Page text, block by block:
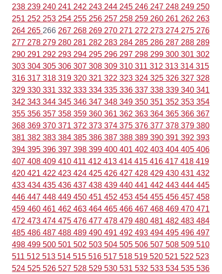
238 239 240 241 242 243 244 245 246 247 248 249 250
251 252 253 254 255 256 257 258 259 260 261 262 263
264 265 266 267 268 269 270 271 272 273 274 275 276
277 278 279 280 281 282 283 284 285 286 287 288 289
290 291 292 293 294 295 296 297 298 299 300 301 302
303 304 305 306 307 308 309 310 311 312 313 314 315
316 317 318 319 320 321 322 323 324 325 326 327 328
329 330 331 332 333 334 335 336 337 338 339 340 341
342 343 344 345 346 347 348 349 350 351 352 353 354
355 356 357 358 359 360 361 362 363 364 365 366 367
368 369 370 371 372 373 374 375 376 377 378 379 380
381 382 383 384 385 386 387 388 389 390 391 392 393
394 395 396 397 398 399 400 401 402 403 404 405 406
407 408 409 410 411 412 413 414 415 416 417 418 419
420 421 422 423 424 425 426 427 428 429 430 431 432
433 434 435 436 437 438 439 440 441 442 443 444 445
446 447 448 449 450 451 452 453 454 455 456 457 458
459 460 461 462 463 464 465 466 467 468 469 470 471
472 473 474 475 476 477 478 479 480 481 482 483 484
485 486 487 488 489 490 491 492 493 494 495 496 497
498 499 500 501 502 503 504 505 506 507 508 509 510
511 512 513 514 515 516 517 518 519 520 521 522 523
524 525 526 527 528 529 530 531 532 533 534 535 536